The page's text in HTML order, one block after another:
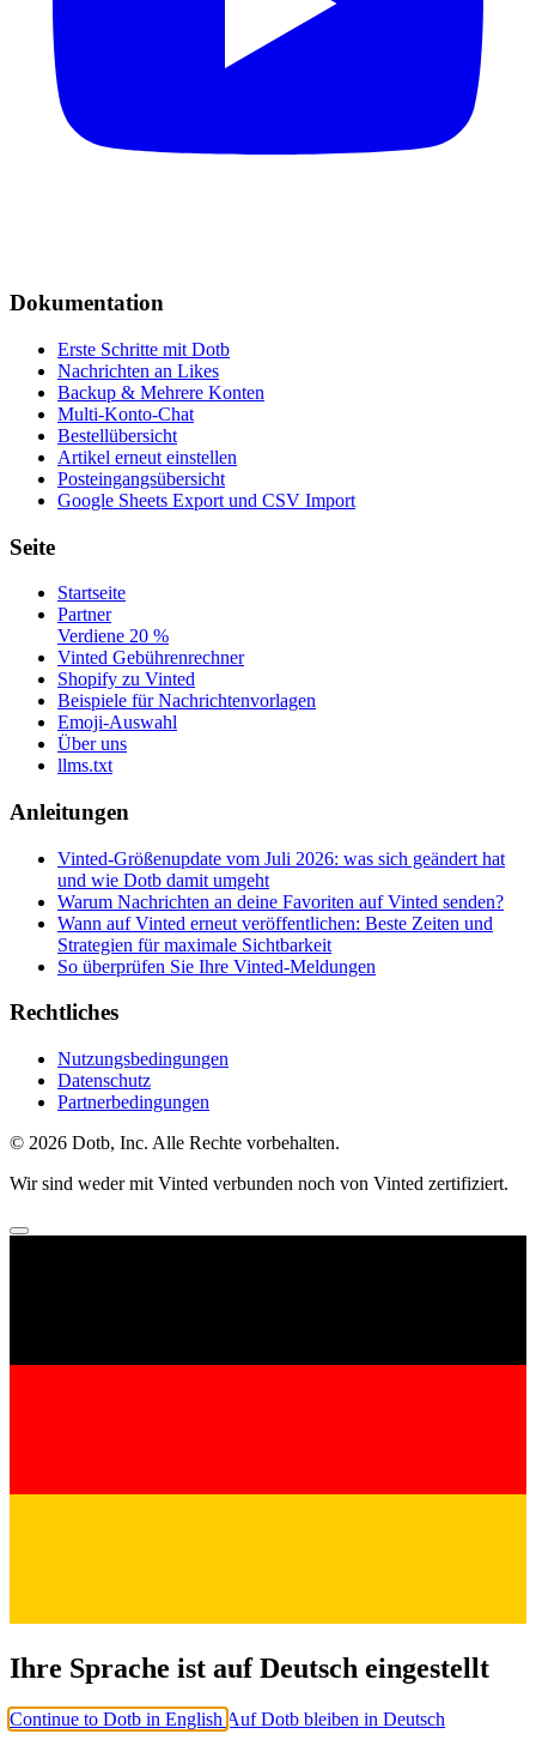
Dokumentation
Erste Schritte mit Dotb
Nachrichten an Likes
Backup & Mehrere Konten
Multi-Konto-Chat
Bestellübersicht
Artikel erneut einstellen
Posteingangsübersicht
Google Sheets Export und CSV Import
Seite
Startseite
Partner
Verdiene 20 %
Vinted Gebührenrechner
Shopify zu Vinted
Beispiele für Nachrichtenvorlagen
Emoji-Auswahl
Über uns
llms.txt
Anleitungen
Vinted-Größenupdate vom Juli 2026: was sich geändert hat
und wie Dotb damit umgeht
Warum Nachrichten an deine Favoriten auf Vinted senden?
Wann auf Vinted erneut veröffentlichen: Beste Zeiten und
Strategien für maximale Sichtbarkeit
So überprüfen Sie Ihre Vinted-Meldungen
Rechtliches
Nutzungsbedingungen
Datenschutz
Partnerbedingungen
© 2026 Dotb, Inc. Alle Rechte vorbehalten.
Wir sind weder mit Vinted verbunden noch von Vinted zertifiziert.
Ihre Sprache ist auf Deutsch eingestellt
Continue to Dotb in English Auf Dotb bleiben in Deutsch